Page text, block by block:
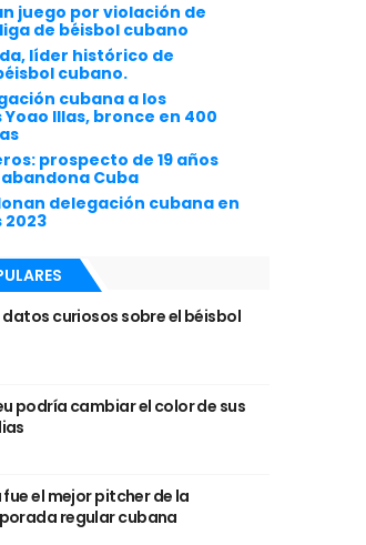
juego por violación de
de béisbol cubano
líder histórico de
cubano.
cubana a los
Illas, bronce en 400
prospecto de 19 años
Cuba
delegación cubana en
2023
datos curiosos sobre el béisbol
podría cambiar el color de sus
fue el mejor pitcher de la
regular cubana